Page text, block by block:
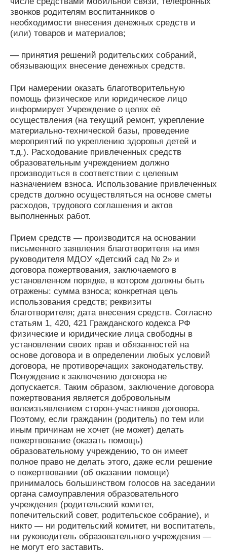
звонков родителям воспитанников о
необходимости внесения денежных средств и
(или) товаров и материалов;
— принятия решений родительских собраний,
обязывающих внесение денежных средств.
При намерении оказать благотворительную
помощь физическое или юридическое лицо
информирует Учреждение о целях её
осуществления (на текущий ремонт, укрепление
материально-технической базы, проведение
мероприятий по укреплению здоровья детей и
т.д.). Расходование привлеченных средств
образовательным учреждением должно
производиться в соответствии с целевым
назначением взноса. Использование привлеченных
средств должно осуществляться на основе сметы
расходов, трудового соглашения и актов
выполненных работ.
Прием средств — производится на основании
письменного заявления благотворителя на имя
руководителя МДОУ «Детский сад № 2» и
договора пожертвования, заключаемого в
установленном порядке, в котором должны быть
отражены: сумма взноса; конкретная цель
использования средств; реквизиты
благотворителя; дата внесения средств. Согласно
статьям 1, 420, 421 Гражданского кодекса РФ
физические и юридические лица свободны в
установлении своих прав и обязанностей на
основе договора и в определении любых условий
договора, не противоречащих законодательству.
Понуждение к заключению договора не
допускается. Таким образом, заключение договора
пожертвования является добровольным
волеизъявлением сторон-участников договора.
Поэтому, если гражданин (родитель) по тем или
иным причинам не хочет (не может) делать
пожертвование (оказать помощь)
образовательному учреждению, то он имеет
полное право не делать этого, даже если решение
о пожертвовании (об оказании помощи)
принималось большинством голосов на заседании
органа самоуправления образовательного
учреждения (родительский комитет,
попечительский совет, родительское собрание), и
никто — ни родительский комитет, ни воспитатель,
ни руководитель образовательного учреждения —
не могут его заставить.